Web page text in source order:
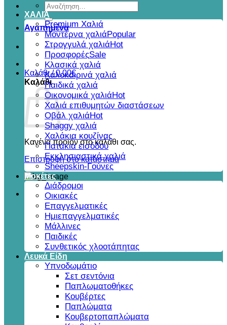
Αναζήτηση
για:
Αγαπημένα
Καλάθι /0,00€
Καλάθι
Κανένα προϊόν στο καλάθι σας.
Επιστροφή στο κατάστημα
ΧΑΛΙΆ
Premium Χαλιά
Μοντέρνα χαλιά
Στρογγυλά χαλιά
Προσφορές
Κλασικά χαλιά
Καλοκαιρινά χαλιά
Παιδικά χαλιά
Οικονομικά χαλιά
Χαλιά επιθυμητών διαστάσεων
Οβάλ χαλιά
Shaggy χαλιά
Χαλάκια κουζίνας
Πατάκια εισόδου
Εκκλησιαστικά χαλιά
Sheepskin-Γούνες
Μοκέτες
Διάδρομοι
Οικιακές
Επαγγελματικές
Ημιεπαγγελματικές
Μάλλινες
Παιδικές
Συνθετικός χλοοτάπητας
Λευκά Είδη
Υπνοδωμάτιο
Σετ σεντόνια
Παπλωματοθήκες
Κουβέρτες
Παπλώματα
Κουβερτοπαπλώματα